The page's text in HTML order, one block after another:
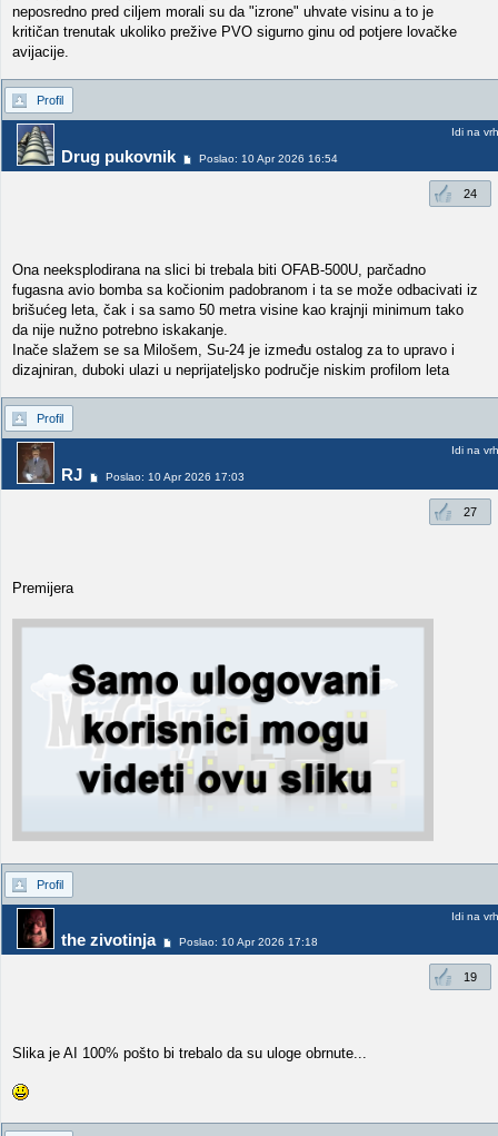
neposredno pred ciljem morali su da "izrone" uhvate visinu a to je
kritičan trenutak ukoliko prežive PVO sigurno ginu od potjere lovačke
avijacije.
Profil
Drug pukovnik Poslao: 10 Apr 2026 16:54
Idi na vrh
24
Ona neeksplodirana na slici bi trebala biti OFAB-500U, parčadno
fugasna avio bomba sa kočionim padobranom i ta se može odbacivati iz
brišućeg leta, čak i sa samo 50 metra visine kao krajnji minimum tako
da nije nužno potrebno iskakanje.
Inače slažem se sa Milošem, Su-24 je između ostalog za to upravo i
dizajniran, duboki ulazi u neprijateljsko područje niskim profilom leta
Profil
RJ Poslao: 10 Apr 2026 17:03
Idi na vrh
27
Premijera
Profil
the zivotinja Poslao: 10 Apr 2026 17:18
Idi na vrh
19
Slika je AI 100% pošto bi trebalo da su uloge obrnute...